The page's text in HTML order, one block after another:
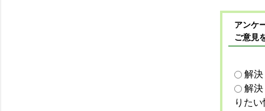
アンケ
ご意見
解
解
りた